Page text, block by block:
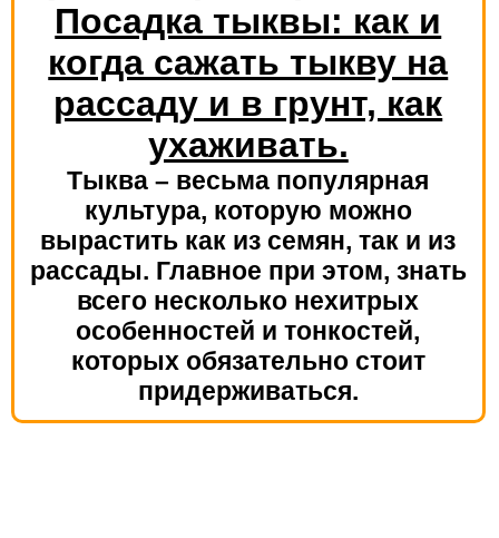
Посадка тыквы: как и
когда сажать тыкву на
рассаду и в грунт, как
ухаживать.
Тыква – весьма популярная
культура, которую можно
вырастить как из семян, так и из
рассады. Главное при этом, знать
всего несколько нехитрых
особенностей и тонкостей,
которых обязательно стоит
придерживаться.